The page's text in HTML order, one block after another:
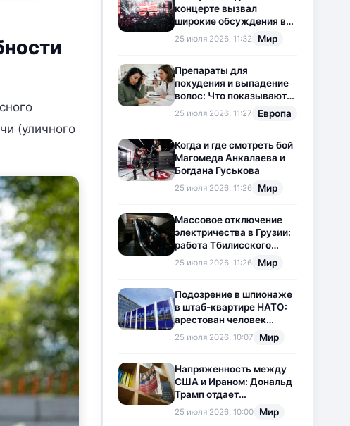
(уличного
концерте вызвал
широкие обсуждения в
социальных сетях
25 июля 2026, 11:32 Мир
Препараты для
похудения и выпадение
волос: Что показывают
новые исследования?
25 июля 2026, 11:27 Европа
Когда и где смотреть бой
Магомеда Анкалаева и
Богдана Гуськова
25 июля 2026, 11:26 Мир
Массовое отключение
электричества в Грузии:
работа Тбилисского
метрополитена
приостановлена
25 июля 2026, 11:26 Мир
Подозрение в шпионаже
в штаб-квартире НАТО:
арестован человек
китайского
происхождения
25 июля 2026, 10:07 Мир
Напряженность между
США и Ираном: Дональд
Трамп отдает
предпочтение
дипломатии
25 июля 2026, 10:00 Мир